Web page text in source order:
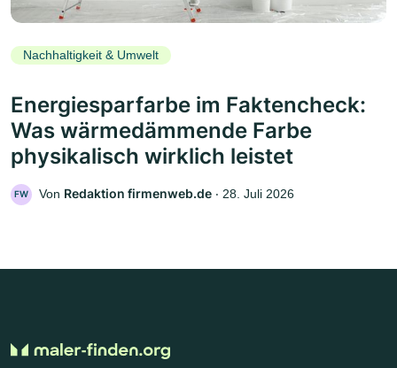
Nachhaltigkeit & Umwelt
Energiesparfarbe im Faktencheck:
Was wärmedämmende Farbe
physikalisch wirklich leistet
FW Von Redaktion firmenweb.de ‧ 28. Juli 2026